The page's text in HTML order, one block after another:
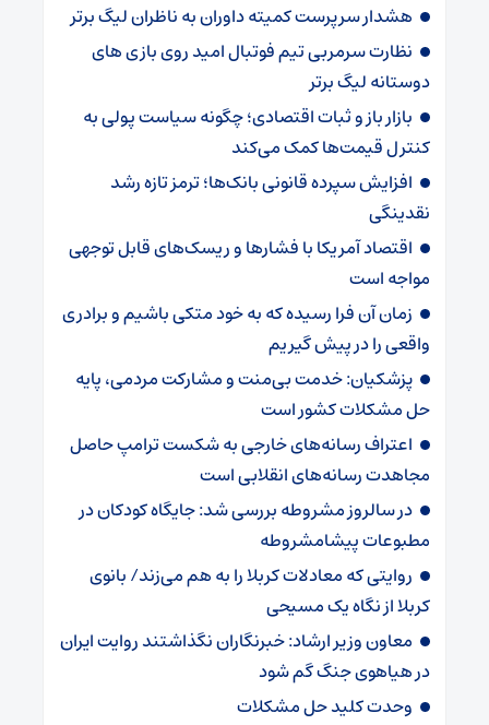
هشدار سرپرست ‌کمیته داوران به ناظران لیگ برتر
نظارت سرمربی تیم‌ فوتبال امید روی بازی های
دوستانه لیگ برتر
بازار باز و ثبات اقتصادی؛ چگونه سیاست پولی به
کنترل قیمت‌ها کمک می‌کند
افزایش سپرده قانونی بانک‌ها؛ ترمز تازه رشد
نقدینگی
اقتصاد آمریکا با فشارها و ریسک‌های قابل توجهی
مواجه است
زمان آن فرا رسیده که به خود متکی باشیم و برادری
واقعی را در پیش گیریم
پزشکیان: خدمت بی‌منت و مشارکت مردمی، پایه
حل مشکلات کشور است
اعتراف رسانه‌های خارجی به شکست ترامپ حاصل
مجاهدت رسانه‌های انقلابی است
در سالروز مشروطه بررسی شد: جایگاه کودکان در
مطبوعات پیشامشروطه
روایتی که معادلات کربلا را به هم می‌زند/ بانوی
کربلا از نگاه یک مسیحی
معاون وزیر ارشاد: خبرنگاران نگذاشتند روایت ایران
در هیاهوی جنگ گم شود
وحدت کلید حل مشکلات